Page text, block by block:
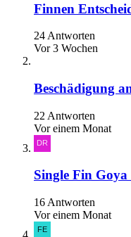
Finnen
24 Antworten
Vor 3 Wochen
Beschädigung
22 Antworten
Vor einem Monat
Single Fin Goya
16 Antworten
Vor einem Monat